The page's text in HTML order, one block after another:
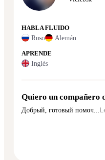
HABLA FLUIDO
Ruso Alemán
APRENDE
Inglés
Quiero un compañero
Добрый, готовый помоч...